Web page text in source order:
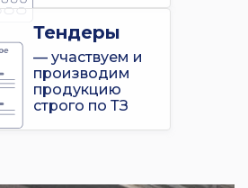
Тендеры
— участвуем и
производим
продукцию
строго по ТЗ